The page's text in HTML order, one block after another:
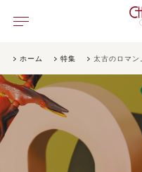
ホーム 特集 太古のロマン